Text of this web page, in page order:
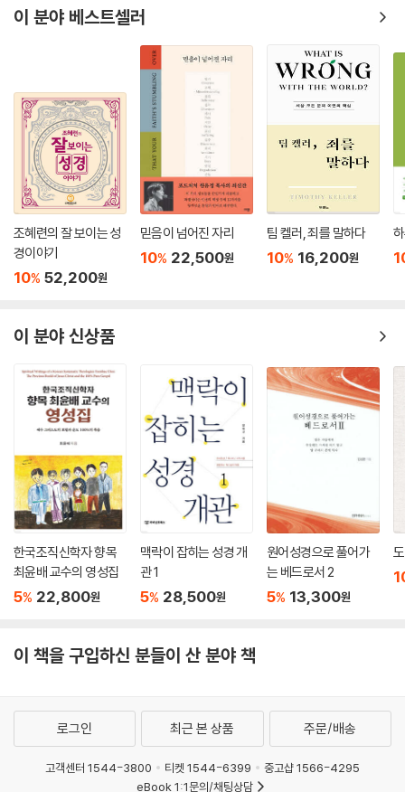
전체에 적용할 수도 있다. 즉, 하나님이 창조하신 세계에 사실상 하나님과
인간만 존재하는 것처럼 생각하는 것은 죄의 특성인 자기중심성을 드러내
는 것이다. 인간만 하나님께 중요하다고 생각하는 경향도 마찬가지다. 우
리의 세계관이 얼마나 인간의 자기중심성에 매몰되어 있는지, 또는 우리의
세계관이 하나님 중심이 아니라 얼마나 인간 중심적인지 성찰할 수 있는
한 가지 기준이 있다. 그것은 우리가 자연과 동물을 어떻게 이해하느냐다.
이런 점에서 동물에 대한 세계관적 성찰은 매우 중
요하다. 린지는 동물에 대한 신학적 성찰이 “인간의 자아 숭배라는 우상숭
배로부터 그리스도인들을 구출”할 것이라고까지 말한다. 과연 우리의 세
계관에는 동물이 차지하는 자리가 있는가? 우리는 동물이라는 창조‘세
계’의 일원을 어떻게 바라보아야 하는가?
_18. 동물: 같은 하나님의 피조물
권력은 하나님의 일꾼이며 그 목적은 공의와 샬롬을 세우는 것이다. 그러
면 하나님의 뜻에 어긋난 권력에 대해 그리스도인은 어떻게 행동해야 할
종은 단지 교회로 대표되는 좁은 의미의 종교적 영역과 권력이 충돌될 때
만 요구되지는 않는다. 일상의 모든 영역이 하나님의 뜻에 부합해야 하기
에, 권력에 대한 비판과 저항은 삶의 어떤 영역에서든 요청된다.
_21. 시민불복종: 권력의 착각을 깨뜨리는 하나님의 통치 드러내기
--- 본문 중에서
여야 한다.”_서론 중에서
이 분야 베스트셀러
조혜련의 잘 보이는 성
경이야기
10% 52,200원
믿음이 넘어진 자리
10% 22,500원
팀 켈러, 죄를 말하다
10% 16,200원
이 분야 신상품
한국조직신학자 향목
최윤배 교수의 영성집
5% 22,800원
맥락이 잡히는 성경 개
관 1
5% 28,500원
원어성경으로 풀어가
는 베드로서 2
5% 13,300원
이 책을 구입하신 분들이 산 분야 책
로그인 최근 본 상품 주문/배송
고객센터 1544-3800 티켓 1544-6399
중고샵 1566-4295
eBook 1:1문의/채팅상담